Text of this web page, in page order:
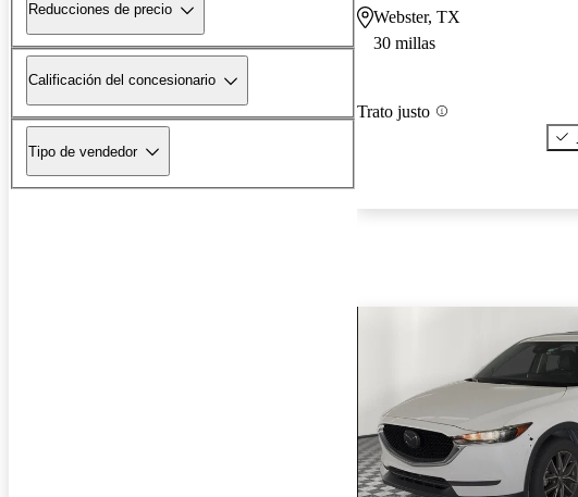
Reducciones de precio
Calificación del concesionario
Tipo de vendedor
Webster, TX
30 millas
Trato justo